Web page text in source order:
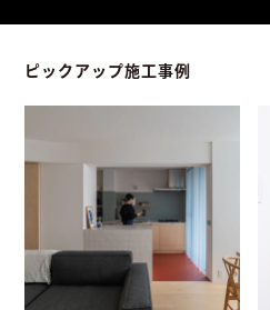
ピックアップ施工事例